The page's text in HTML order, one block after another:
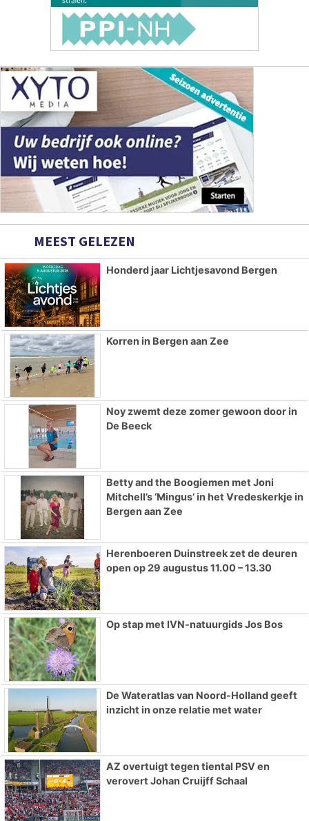
MEEST GELEZEN
Honderd jaar Lichtjesavond Bergen
Korren in Bergen aan Zee
Noy zwemt deze zomer gewoon door in
De Beeck
Betty and the Boogiemen met Joni
Mitchell’s ‘Mingus’ in het Vredeskerkje in
Bergen aan Zee
Herenboeren Duinstreek zet de deuren
open op 29 augustus 11.00 – 13.30
Op stap met IVN-natuurgids Jos Bos
De Wateratlas van Noord-Holland geeft
inzicht in onze relatie met water
AZ overtuigt tegen tiental PSV en
verovert Johan Cruijff Schaal